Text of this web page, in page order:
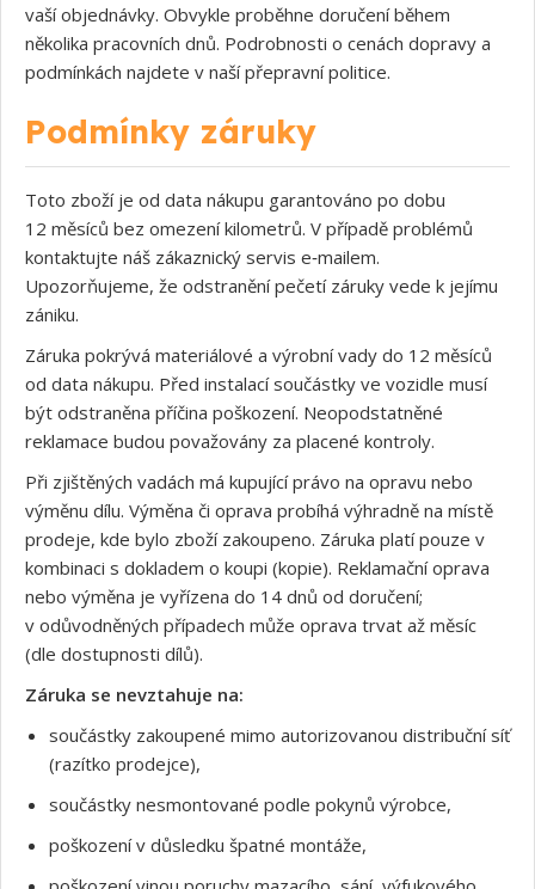
vaší objednávky. Obvykle proběhne doručení během
několika pracovních dnů. Podrobnosti o cenách dopravy a
podmínkách najdete v naší přepravní politice.
Podmínky záruky
Toto zboží je od data nákupu garantováno po dobu
12 měsíců bez omezení kilometrů. V případě problémů
kontaktujte náš zákaznický servis e‑mailem.
Upozorňujeme, že odstranění pečetí záruky vede k jejímu
zániku.
Záruka pokrývá materiálové a výrobní vady do 12 měsíců
od data nákupu. Před instalací součástky ve vozidle musí
být odstraněna příčina poškození. Neopodstatněné
reklamace budou považovány za placené kontroly.
Při zjištěných vadách má kupující právo na opravu nebo
výměnu dílu. Výměna či oprava probíhá výhradně na místě
prodeje, kde bylo zboží zakoupeno. Záruka platí pouze v
kombinaci s dokladem o koupi (kopie). Reklamační oprava
nebo výměna je vyřízena do 14 dnů od doručení;
v odůvodněných případech může oprava trvat až měsíc
(dle dostupnosti dílů).
Záruka se nevztahuje na:
součástky zakoupené mimo autorizovanou distribuční síť
(razítko prodejce),
součástky nesmontované podle pokynů výrobce,
poškození v důsledku špatné montáže,